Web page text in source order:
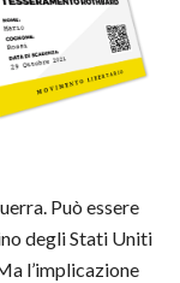
Può essere
degli Stati Uniti
l’implicazione